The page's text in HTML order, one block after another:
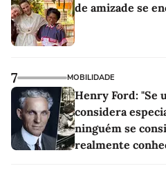
de amizade se
7 MOBILIDADE
Henry Ford: "Se
considera
ninguém se
realmente